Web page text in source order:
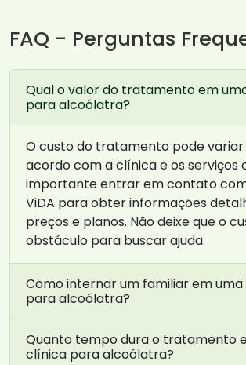
FAQ - Perguntas
Qual o valor do tratamento em
para alcoólatra?
O custo do tratamento pode
acordo com a clínica e os serviços
importante entrar em contato
ViDA para obter informações
preços e planos. Não deixe que o
obstáculo para buscar ajuda.
Como internar um familiar em
para alcoólatra?
Quanto tempo dura o tratamento
clínica para alcoólatra?